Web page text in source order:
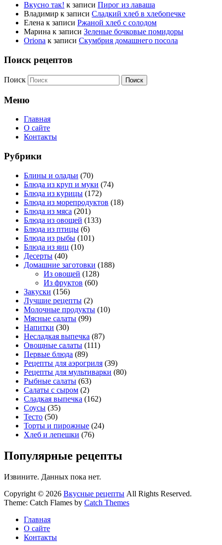
Вкусно так! к записи Пирог из лаваша
Владимир к записи Сладкий хлеб в хлебопечке
Елена к записи Ржаной хлеб с солодом
Марина к записи Зеленые бочковые помидоры
Oriona к записи Скумбрия домашнего посола
Поиск рецептов
Поиск
Меню
Главная
О сайте
Контакты
Рубрики
Блины и оладьи (70)
Блюда из круп и муки (74)
Блюда из курицы (172)
Блюда из морепродуктов (18)
Блюда из мяса (201)
Блюда из овощей (133)
Блюда из птицы (6)
Блюда из рыбы (101)
Блюда из яиц (10)
Десерты (40)
Домашние заготовки (188)
Из овощей (128)
Из фруктов (60)
Закуски (156)
Лучшие рецепты (2)
Молочные продукты (10)
Мясные салаты (99)
Напитки (30)
Несладкая выпечка (87)
Овощные салаты (111)
Первые блюда (89)
Рецепты для аэрогриля (39)
Рецепты для мультиварки (80)
Рыбные салаты (63)
Салаты с сыром (2)
Сладкая выпечка (162)
Соусы (35)
Тесто (50)
Торты и пирожные (24)
Хлеб и лепешки (76)
Популярные рецепты
Извините. Данных пока нет.
Copyright © 2026 Вкусные рецепты All Rights Reserved.
Theme: Catch Flames by Catch Themes
Главная
О сайте
Контакты